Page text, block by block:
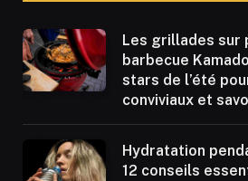
Les grillades sur
barbecue
stars de l’été
conviviaux et
Hydratation
12 conseils